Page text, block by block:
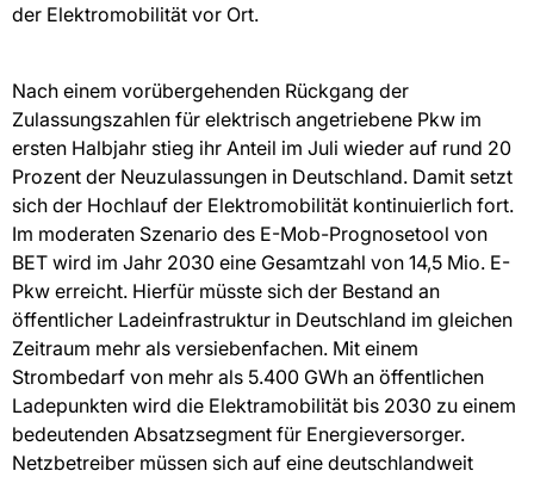
der Elektromobilität vor Ort.
Nach einem vorübergehenden Rückgang der
Zulassungszahlen für elektrisch angetriebene Pkw im
ersten Halbjahr stieg ihr Anteil im Juli wieder auf rund 20
Prozent der Neuzulassungen in Deutschland. Damit setzt
sich der Hochlauf der Elektromobilität kontinuierlich fort.
Im moderaten Szenario des E-Mob-Prognosetool von
BET wird im Jahr 2030 eine Gesamtzahl von 14,5 Mio. E-
Pkw erreicht. Hierfür müsste sich der Bestand an
öffentlicher Ladeinfrastruktur in Deutschland im gleichen
Zeitraum mehr als versiebenfachen. Mit einem
Strombedarf von mehr als 5.400 GWh an öffentlichen
Ladepunkten wird die Elektramobilität bis 2030 zu einem
bedeutenden Absatzsegment für Energieversorger.
Netzbetreiber müssen sich auf eine deutschlandweit